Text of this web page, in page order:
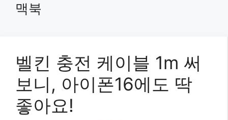
맥북
벨킨 충전 케이블 1m 써
보니, 아이폰16에도 딱
좋아요!